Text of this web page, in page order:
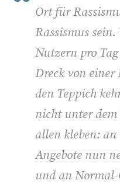
Ort für
Rassismus
Nutzern pro
Dreck von
den Teppich
nicht unter
allen kleben: an
Angebote nun
und an